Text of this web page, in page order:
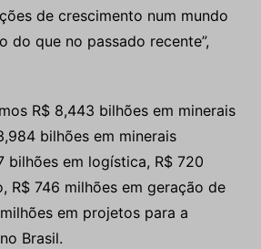
de crescimento num mundo
do que no passado recente”,
R$ 8,443 bilhões em minerais
bilhões em minerais
bilhões em logística, R$ 720
R$ 746 milhões em geração de
em projetos para a
Brasil.